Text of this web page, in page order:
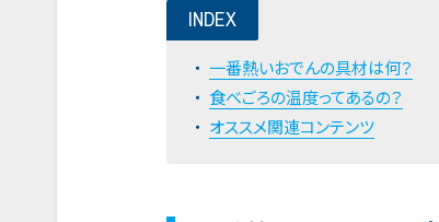
INDEX
一番熱いおでんの具材は何？
食べごろの温度ってあるの？
オススメ関連コンテンツ